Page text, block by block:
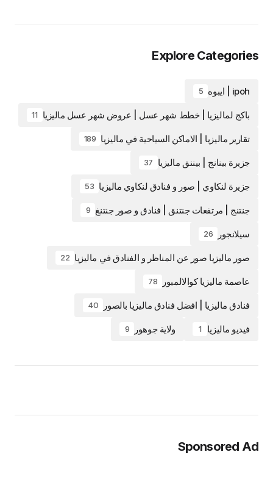
Explore Categories
ipoh | ايبوه 5
باكج لماليزيا | خطط شهر عسل | عروض شهر عسل ماليزيا 11
تقارير ماليزيا | الاماكن السياحية في ماليزيا 189
جزيرة بينانج | بيننق ماليزيا 37
جزيرة لنكاوي | صور و فنادق لنكاوي ماليزيا 53
جنتنج | مرتفعات جنتنق | فنادق و صور جنتنغ 9
سيلانجور 26
صور ماليزيا صور عن المناظر و الفنادق في ماليزيا 22
عاصمة ماليزيا كوالالمبور 78
فنادق ماليزيا | افضل فنادق ماليزيا بالصور 40
فيديو ماليزيا 1 ولاية جوهور 9
Sponsored Ad